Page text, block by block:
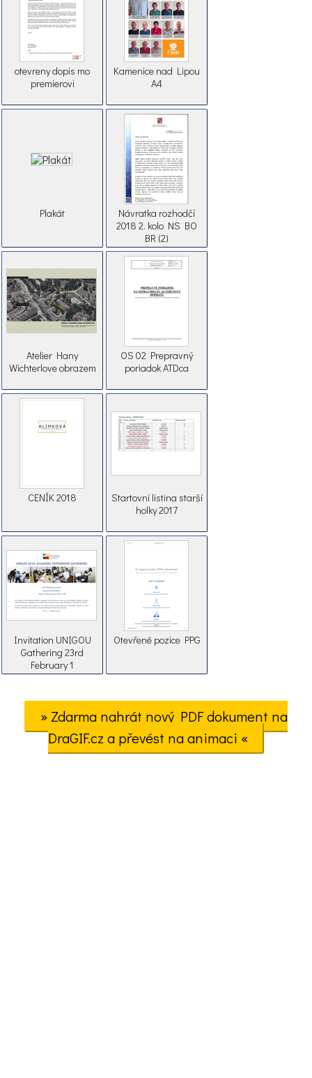
otevreny dopis mo
premierovi
Kamenice nad Lipou
A4
Plakát
Návratka rozhodčí
2018 2. kolo NS BO
BR (2)
Atelier Hany
Wichterlove obrazem
OS 02 Prepravný
poriadok ATDca
CENÍK 2018
Startovní listina starší
holky 2017
Invitation UNIGOU
Gathering 23rd
February 1
Otevřené pozice PPG
» Zdarma nahrát nový PDF dokument na
DraGIF.cz a převést na animaci «